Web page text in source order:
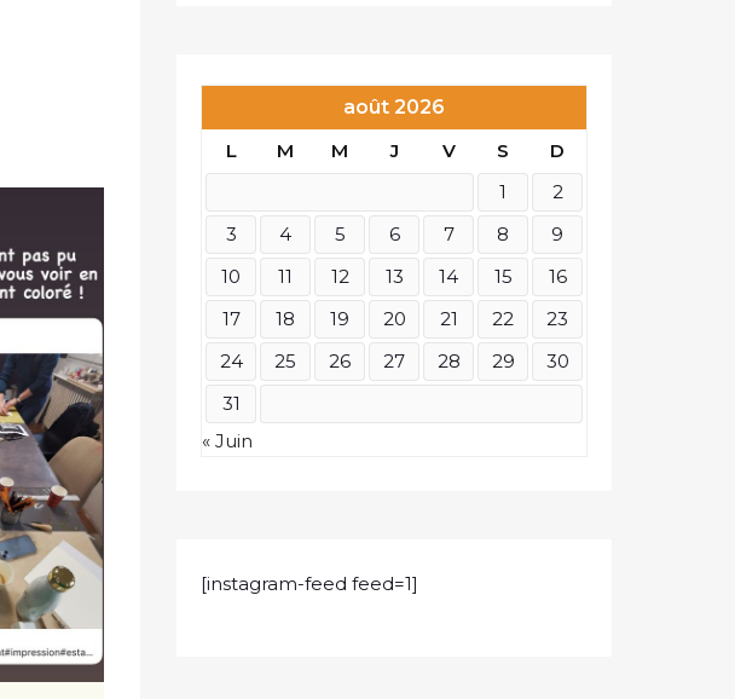
août 2026
L
M M J V S
D
1
2
3
4 5 6 7 8
9
10
11 12 13 14 15
16
17
18 19 20 21 22
23
24
25 26 27 28 29
30
31
« Juin
[instagram-feed feed=1]